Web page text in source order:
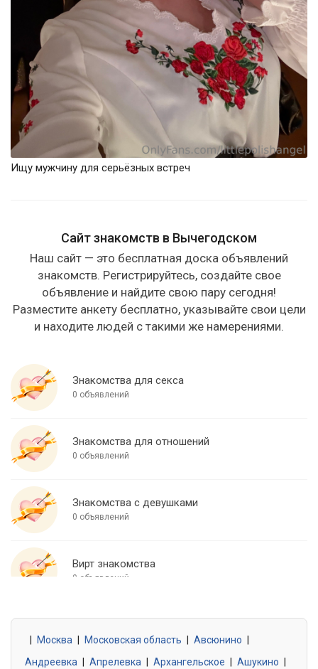
Ищу мужчину для серьёзных встреч
Сайт знакомств в Вычегодском
Наш сайт — это бесплатная доска объявлений
знакомств. Регистрируйтесь, создайте свое
объявление и найдите свою пару сегодня!
Разместите анкету бесплатно, указывайте свои цели
и находите людей с такими же намерениями.
Знакомства для секса
0 объявлений
Знакомства для отношений
0 объявлений
Знакомства с девушками
0 объявлений
Вирт знакомства
0 объявлений
0 объявлений
Москва Московская область Авсюнино
Андреевка
Апрелевка Архангельское Ашукино